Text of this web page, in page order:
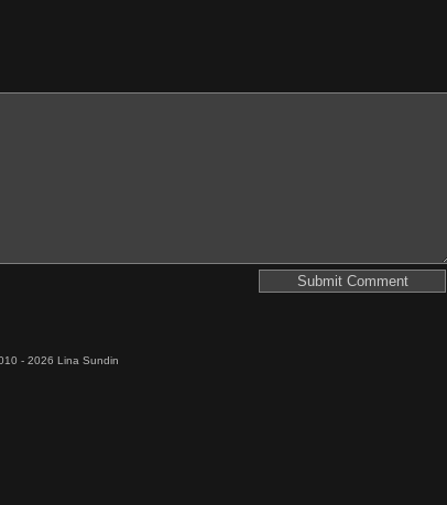
- 2026 Lina Sundin